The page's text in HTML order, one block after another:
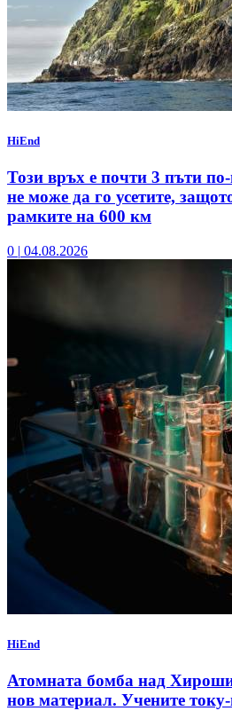
HiEnd
Този връх е почти 3 пъти
не може да го усетите,
рамките на 600 км
0 | 04.08.2026
HiEnd
Атомната бомба над
нов материал. Учените